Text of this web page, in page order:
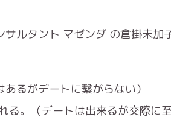
ルタント マゼンダ の倉掛未加
るがデートに繋がらない）
。（デートは出来るが交際に至